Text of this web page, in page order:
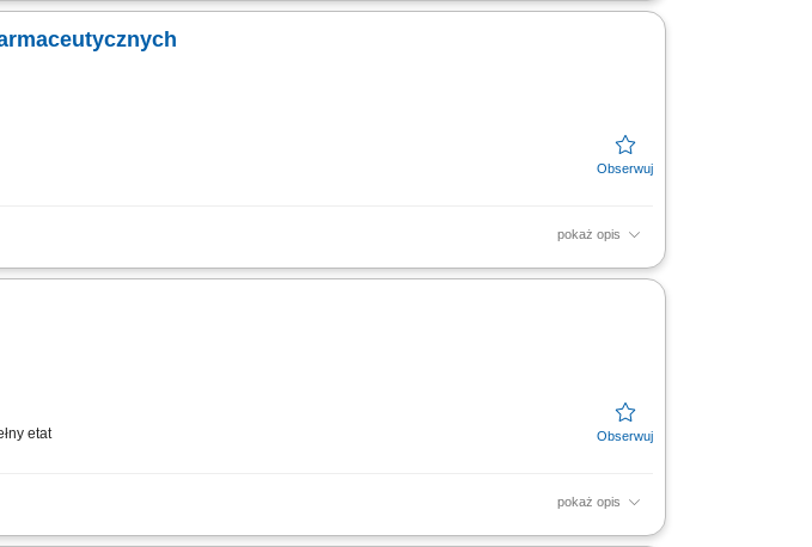
pokaż opis
rozwój nowych substancji farmaceutycznych oraz technologii produkcyjnych.
etat
pokaż opis
suplementów diety, wyrobów medycznych oraz kosmetyków, opracowywanie i